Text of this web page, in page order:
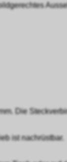
Die
ist nachrüstbar.